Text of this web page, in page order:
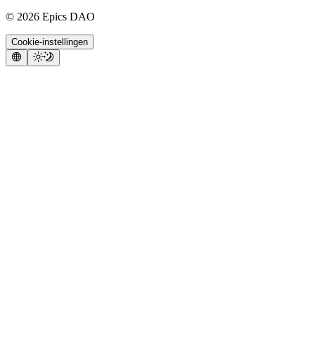
© 2026 Epics DAO
Cookie-instellingen